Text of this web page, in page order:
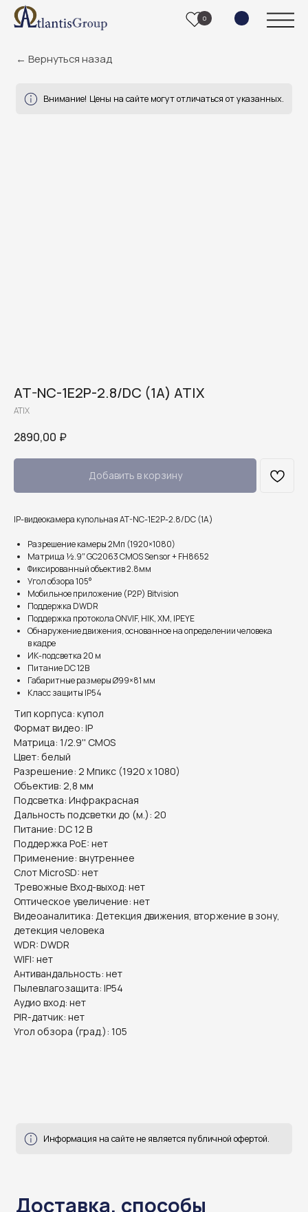
0
AT-NC-1E2P-2.8/DC (1A) ATIX
ATIX
2890,00 ₽
Добавить в корзину
IP-видеокамера купольная AT-NC-1E2P-2.8/DC (1A)
Разрешение камеры 2Мп (1920×1080)
Матрица ½.9″ GC2063 CMOS Sensor + FH8652
Фиксированный объектив 2.8мм
Угол обзора 105°
Мобильное приложение (P2P) Bitvision
Поддержка DWDR
Поддержка протокола ONVIF, HIK, XM, IPEYE
Обнаружение движения, основанное на определении человека
в кадре
ИК-подсветка 20 м
Питание DC 12В
Габаритные размеры Ø99×81 мм
Класс защиты IP54
Тип корпуса: купол
Формат видео: IP
Матрица: 1/2.9'' CMOS
Цвет: белый
Разрешение: 2 Мпикс (1920 х 1080)
Объектив: 2,8 мм
Подсветка: Инфракрасная
Дальность подсветки до (м.): 20
Питание: DC 12 В
Поддержка PoE: нет
Применение: внутреннее
Слот MicroSD: нет
Тревожные Вход-выход: нет
Оптическое увеличение: нет
Видеоаналитика: Детекция движения, вторжение в зону,
детекция человека
WDR: DWDR
WIFI: нет
Антивандальность: нет
Пылевлагозащита: IP54
Аудио вход: нет
PIR-датчик: нет
Угол обзора (град.): 105
Информация на сайте не является публичной офертой.